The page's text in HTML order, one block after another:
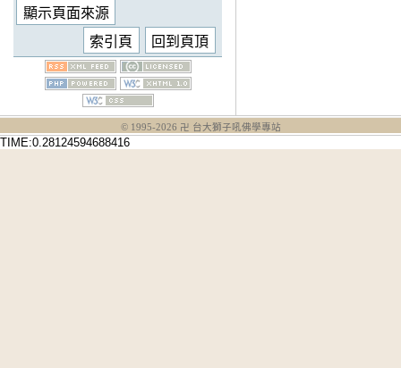
© 1995-2026 卍 台大獅子吼佛學專站
TIME:0.28124594688416